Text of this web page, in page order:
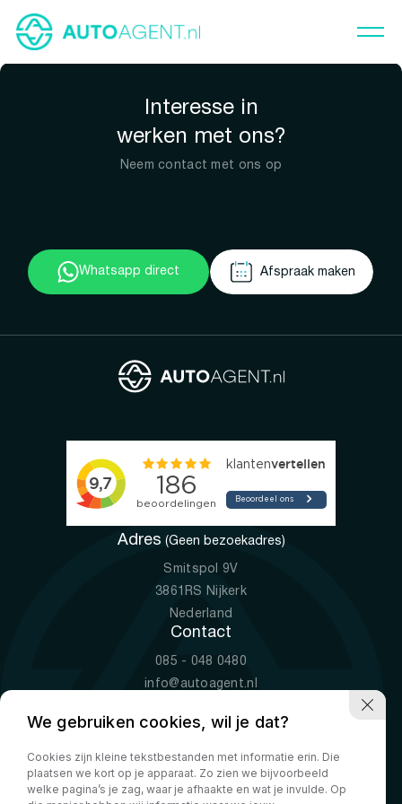
Interesse in
werken met ons?
Neem contact met ons op
Whatsapp direct Afspraak maken
Adres (Geen bezoekadres)
Smitspol 9V
3861RS Nijkerk
Nederland
Contact
085 - 048 0480
info@autoagent.nl
Openingstijden
Ma-Vr
09:00 - 19:00
Za
10:00 - 17:00
We gebruiken cookies, wil je dat?
Cookies zijn kleine tekstbestanden met informatie erin. Die
plaatsen we kort op je apparaat. Zo zien we bijvoorbeeld
welke pagina’s je zag, waar je afhaakte en wat je invulde. Op